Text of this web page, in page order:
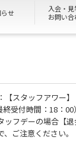
の高いトレーニング環
気料金を含むエネ
会の会費を以下の通り
税込） → 改定後：月
新規入会の会費が適
せ
入会・
お問い合
スタッフアワー】
受付時間：18：00）
ッフデーの場合【
ご注意ください。